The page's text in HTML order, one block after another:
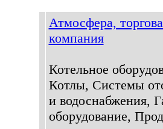
Атмосфера,
компания
Котельное
Котлы, Системы
и водоснабжения,
оборудование,